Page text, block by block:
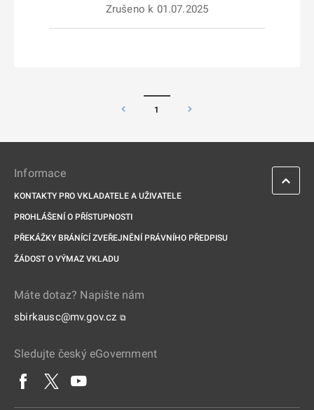
Zrušeno k 01.07.2025
1
Informace
KONTAKTY PRO VKLADATELE A UŽIVATELE
PROHLÁŠENÍ O PŘÍSTUPNOSTI
PŘEKÁŽKY BRÁNÍCÍ ZVEŘEJNĚNÍ PRÁVNÍHO PŘEDPISU
ŽÁDOST O VÝMAZ VKLADU
Máte dotaz? Napište nám
sbirkausc@mv.gov.cz ⧉
Sledujte český eGovernment